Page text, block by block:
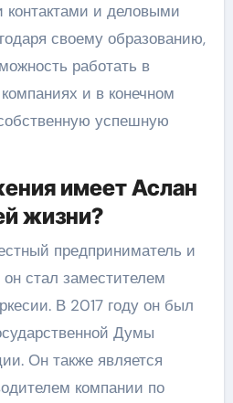
и деловыми
своему образованию,
работать в
и в конечном
успешную
имеет Аслан
жизни?
предприниматель и
стал заместителем
В 2017 году он был
Думы
Он также является
компании по